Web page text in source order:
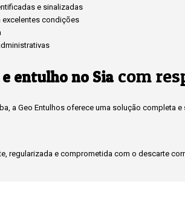
e sinalizadas
excelentes condições
entulho no Sia com
a Geo Entulhos oferece uma solução completa
regularizada e comprometida com o descarte